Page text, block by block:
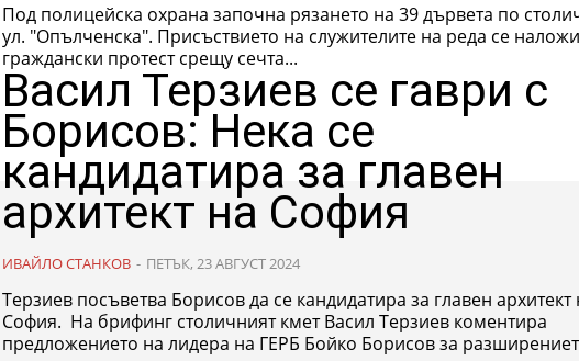
Под полицейска охрана започна рязането на 39 дървета по
ул. "Опълченска". Присъствието на служителите на реда се
граждански протест срещу сечта...
Васил Терзиев се гаври с
Борисов: Нека се
кандидатира за главен
архитект на София
ИВАЙЛО СТАНКОВ - ПЕТЪК, 23 АВГУСТ 2024
Терзиев посъветва Борисов да се кандидатира за главен архитект
София. На брифинг столичният кмет Васил Терзиев коментира
предложението на лидера на ГЕРБ Бойко Борисов за